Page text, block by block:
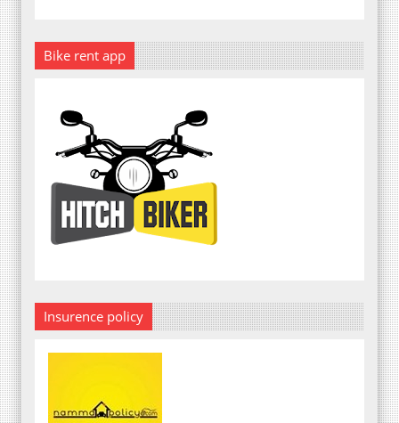
Bike rent app
Insurence policy